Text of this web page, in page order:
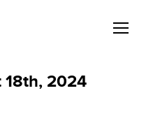
18th, 2024